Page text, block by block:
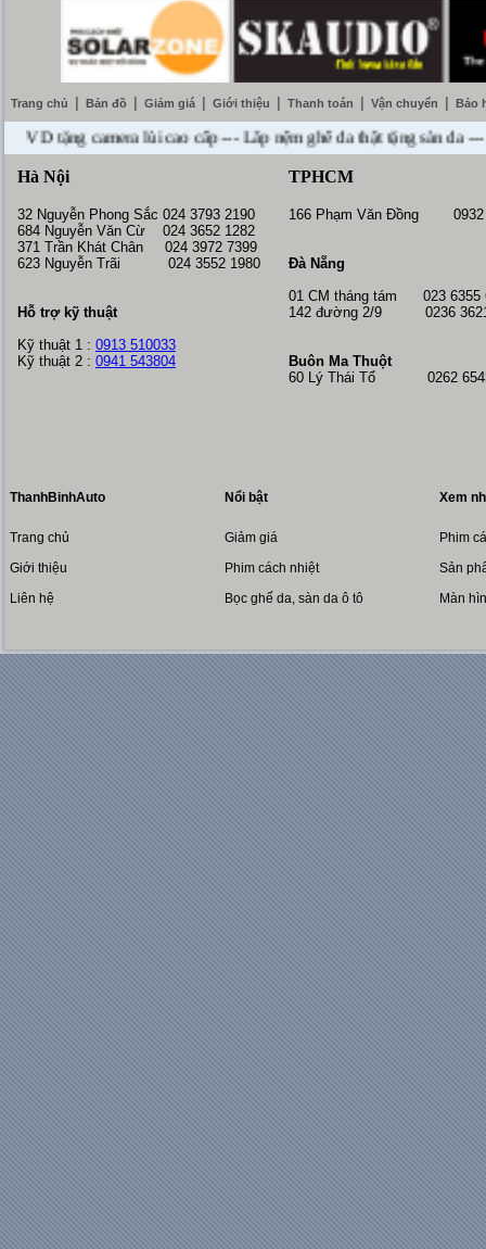
Trang chủ Bản đồ Giảm giá Giới thiệu Thanh toán Vận chuyển Bảo
tặng camera lùi cao cấp --- Lắp nệm ghế da thật tặng sàn da ---
Hà Nội
32 Nguyễn Phong Sắc 024 3793 2190
684 Nguyễn Văn Cừ 024 3652 1282
371 Trần Khát Chân 024 3972 7399
623 Nguyễn Trãi 024 3552 1980
Hỗ trợ kỹ thuật
Kỹ thuật 1 : 0913 510033
Kỹ thuật 2 : 0941 543804
TPHCM
166 Phạm Văn Đồng 0932
Đà Nẵng
01 CM tháng tám 023 6355
142 đường 2/9 0236
Buôn Ma Thuột
60 Lý Thái Tổ 0262
ThanhBinhAuto
Trang chủ
Giới thiệu
Liên hệ
Nổi bật
Giảm giá
Phim cách nhiệt
Bọc ghế da, sàn da ô tô
Xem
Phim
Sản
Màn